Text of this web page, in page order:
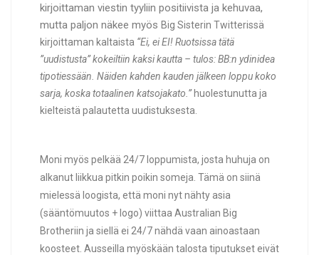
kirjoittaman viestin tyyliin positiivista ja kehuvaa,
mutta paljon näkee myös Big Sisterin Twitterissä
kirjoittaman kaltaista “Ei, ei EI! Ruotsissa tätä
”uudistusta” kokeiltiin kaksi kautta – tulos: BB:n ydinidea
tipotiessään. Näiden kahden kauden jälkeen loppu koko
sarja, koska totaalinen katsojakato.”huolestunutta ja
kielteistä palautetta uudistuksesta.
Moni myös pelkää 24/7 loppumista, josta huhuja on
alkanut liikkua pitkin poikin someja. Tämä on siinä
mielessä loogista, että moni nyt nähty asia
(sääntömuutos + logo) viittaa Australian Big
Brotheriin ja siellä ei 24/7 nähdä vaan ainoastaan
koosteet. Ausseilla myöskään talosta tiputukset eivät